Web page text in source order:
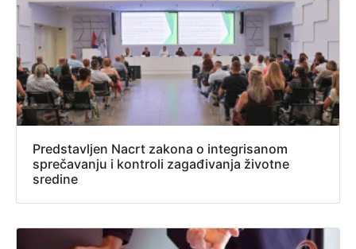
Predstavljen Nacrt zakona o integrisanom
sprečavanju i kontroli zagađivanja životne
sredine